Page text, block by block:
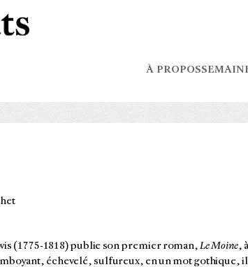
À PROPOS
(1775-1818) publie son premier roman,Le Moine,
échevelé, sulfureux, en un mot gothique,